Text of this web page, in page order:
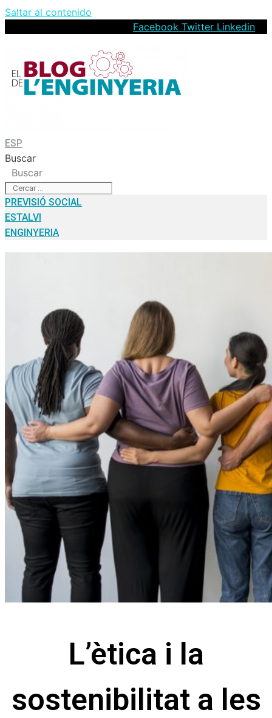
Saltar al contenido
Facebook Twitter Linkedin
ESP
Buscar
Buscar
PREVISIÓ SOCIAL
ESTALVI
ENGINYERIA
L’ètica i la
sostenibilitat a les